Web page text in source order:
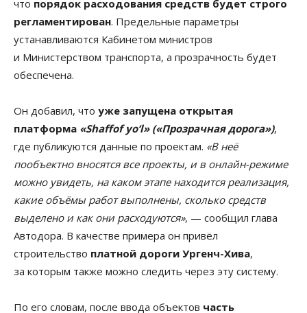
что порядок расходования средств будет строго
регламентирован. Предельные параметры
устанавливаются Кабинетом министров
и Министерством транспорта, а прозрачность будет
обеспечена.
Он добавил, что уже запущена открытая
платформа «Shaffof yo‘l» («Прозрачная дорога»),
где публикуются данные по проектам. «В неё
пообъектно вносятся все проекты, и в онлайн-режиме
можно увидеть, на каком этапе находится реализация,
какие объёмы работ выполнены, сколько средств
выделено и как они расходуются», — сообщил глава
Автодора. В качестве примера он привёл
строительство платной дороги Ургенч-Хива,
за которым также можно следить через эту систему.
По его словам, после ввода объектов часть